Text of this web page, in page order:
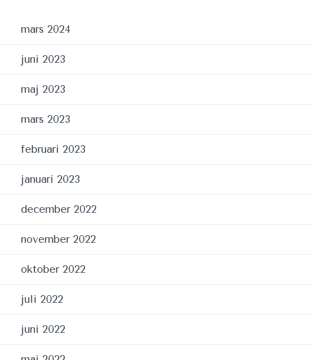
mars 2024
juni 2023
maj 2023
mars 2023
februari 2023
januari 2023
december 2022
november 2022
oktober 2022
juli 2022
juni 2022